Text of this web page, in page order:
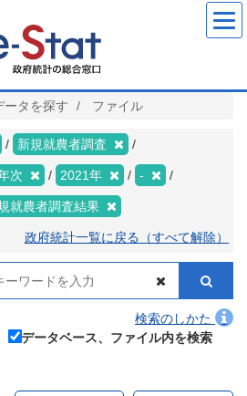
ータを探す ファイル
新規就農者調査
次 2021年 -
就農者調査結果
政府統計一覧に戻る（すべて解除）
検索のしかた
データベース、ファイル内を検索